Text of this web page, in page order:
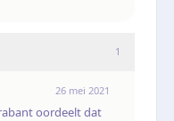
1
26 mei 2021
oordeelt dat